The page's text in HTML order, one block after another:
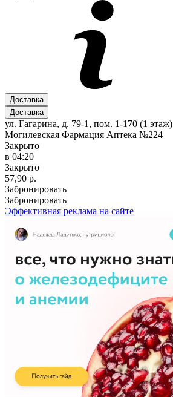
Доставка
Доставка
ул. Гагарина, д. 79-1, пом. 1-170 (1 этаж)
Могилевская Фармация Аптека №224
Закрыто
в 04:20
Закрыто
57,90 р.
Забронировать
Забронировать
Эффективная реклама на сайте